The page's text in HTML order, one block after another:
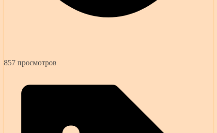
857 просмотров